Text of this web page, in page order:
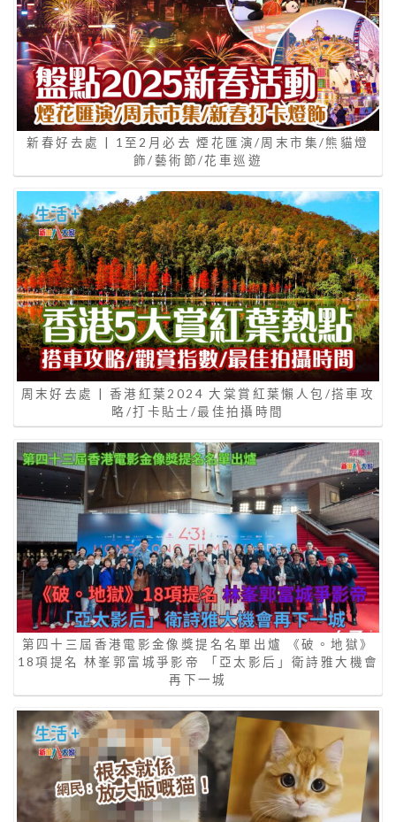
新春好去處 | 1至2月必去 煙花匯演/周末市集/熊貓燈
飾/藝術節/花車巡遊
周末好去處 | 香港紅葉2024 大棠賞紅葉懶人包/搭車攻
略/打卡貼士/最佳拍攝時間
第四十三屆香港電影金像獎提名名單出爐 《破。地獄》
18項提名 林峯郭富城爭影帝 「亞太影后」衛詩雅大機會
再下一城